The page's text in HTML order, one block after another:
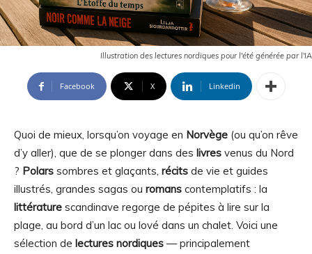
Illustration des lectures nordiques pour l'été générée par l'IA
Facebook X Linkedin
Quoi de mieux, lorsqu’on voyage en Norvège (ou qu’on rêve
d’y aller), que de se plonger dans des livres venus du Nord
? Polars sombres et glaçants, récits de vie et guides
illustrés, grandes sagas ou romans contemplatifs : la
littérature scandinave regorge de pépites à lire sur la
plage, au bord d’un lac ou lové dans un chalet. Voici une
sélection de lectures nordiques — principalement